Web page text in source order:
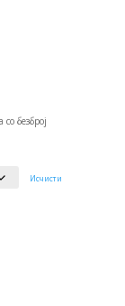
безброј
Исчисти